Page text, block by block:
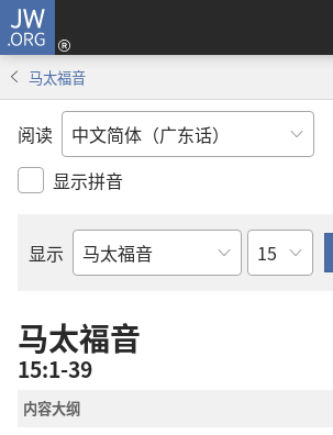
JW.ORG
马太福音
阅读
显示拼音
显示
圣
经
卷
章
马太福音
15:1-39
内容大纲